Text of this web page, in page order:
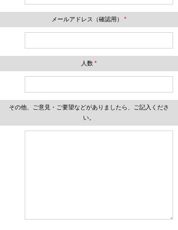
メールアドレス（確認用） *
人数 *
その他、ご意見・ご要望などがありましたら、ご記入くださ
い。